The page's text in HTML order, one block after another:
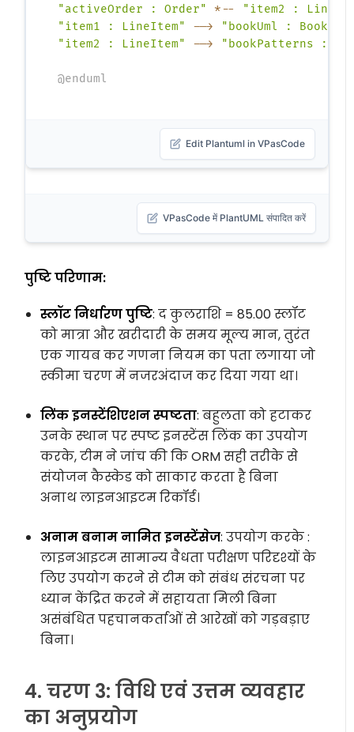
"activeOrder : Order" *--
"item2 :
"item1 : LineItem"
--> "bookUml : Book"
"item2 : LineItem"
--> "bookPatterns :
@enduml
Edit Plantuml in VPasCode
VPasCode में PlantUML संपादित करें
पुष्टि परिणाम:
स्लॉट निर्धारण पुष्टि: दकुलराशि = 85.00स्लॉट
कोमात्रा औरखरीदारी के समय मूल्यमान, तुरंत
एक गायब कर गणना नियम का पता लगाया जो
स्कीमा चरण में नजरअंदाज कर दिया गया था।
लिंक इनस्टेंशिएशन स्पष्टता: बहुलता को हटाकर
उनके स्थान पर स्पष्ट इनस्टेंस लिंक का उपयोग
करके, टीम ने जांच की कि ORM सही तरीके से
संयोजन कैस्केड को साकार करता है बिना
अनाथलाइनआइटमरिकॉर्ड।
अनाम बनाम नामित इनस्टेंसेज: उपयोग करके:
लाइनआइटमसामान्य वैधता परीक्षण परिदृश्यों के
लिए उपयोग करने से टीम को संबंध संरचना पर
ध्यान केंद्रित करने में सहायता मिली बिना
असंबंधित पहचानकर्ताओं से आरेखों को गड़बड़ाए
बिना।
4. चरण 3: विधि एवं उत्तम व्यवहार
का अनुप्रयोग